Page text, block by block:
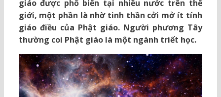
giáo được phổ biến tại nhiều nước trên thế
giới, một phần là nhờ tinh thần cởi mở ít tính
giáo điều của Phật giáo. Người phương Tây
thường coi Phật giáo là một ngành triết học.